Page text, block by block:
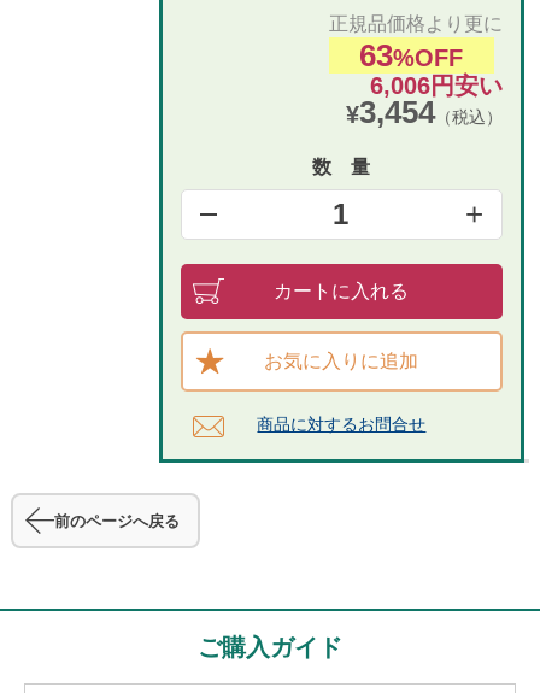
正規品価格より更に
63%OFF
¥3,454（税込）
6,006円安い
数 量
1 +
カートに入れる
お気に入りに追加
商品に対するお問合せ​
前のページへ戻る
ご購入ガイド